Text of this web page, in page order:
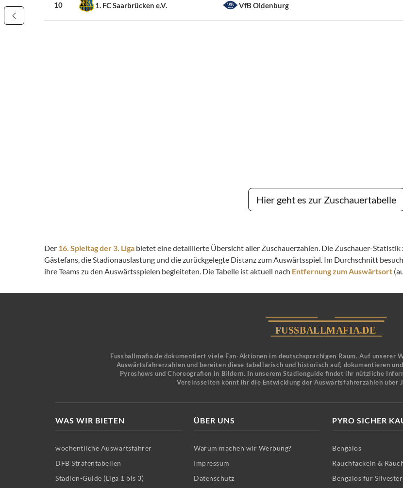
10 1. FC Saarbrücken e.V. VfB Oldenburg
Hier geht es zur Zuschauertabelle
Der 16. Spieltag der 3. Liga bietet eine detaillierte Übersicht aller Zuschauerzahlen. Die Zuschauer-
Gästefans, die Stadionauslastung und die zurückgelegte Distanz zum Auswärtsspiel. Im Durchschnitt
ihre Teams zu den Auswärtsspielen begleiteten. Die Tabelle ist aktuell nach Entfernung zum Auswärtsort
Fussballmafia.de dokumentiert viele Fan-Aktionen im deutschsprachigen Raum. Auf unserer
Auswärtsfahrerzahlen und bereiten diese tabellarisch und historisch auf, dokumentieren
Pyroshows und Choreografien in Bildern. In unserem Stadionguide findet ihr nützliche
Vereinsseiten könnt ihr die Entwicklung der Auswärtsfahrerzahlen über
WAS WIR BIETEN
wöchentliche Auswärtsfahrer
DFB Strafentabellen
Stadion-Guide (Liga 1 bis 3)
ÜBER UNS
Warum machen wir Werbung?
Impressum
Datenschutz
PYRO SICHER
Bengalos
Rauchfackeln &
Bengalos für Silvester